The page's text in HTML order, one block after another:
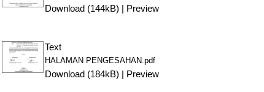
Download (144kB) Preview
Text
HALAMAN PENGESAHAN.pdf
Download (184kB) Preview